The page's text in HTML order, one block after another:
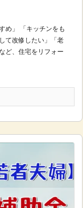
め」 「キッチンをも
て改修したい」「老
ど、住宅をリフォー